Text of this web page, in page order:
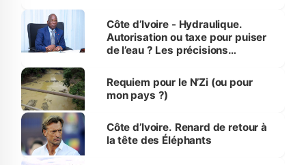
Côte d’Ivoire - Hydraulique.
Autorisation ou taxe pour puiser
de l’eau ? Les précisions
Requiem pour le N’Zi (ou pour
mon pays ?)
Côte d’Ivoire. Renard de retour à
la tête des Éléphants